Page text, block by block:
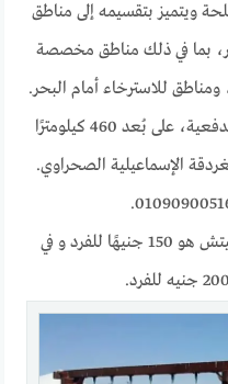
ويتميز بتقسيمه إلى مناطق
بما في ذلك مناطق مخصصة
ومناطق للاسترخاء أمام البحر.
يقع شاطئ روكيت بيتش في دار المدفعية، على بُعد 460 كيلومترًا
الإسماعيلية الصحراوي.
سعر الدخول إلى شاطئ روكيت بيتش هو 150 جنيهًا للفرد و في